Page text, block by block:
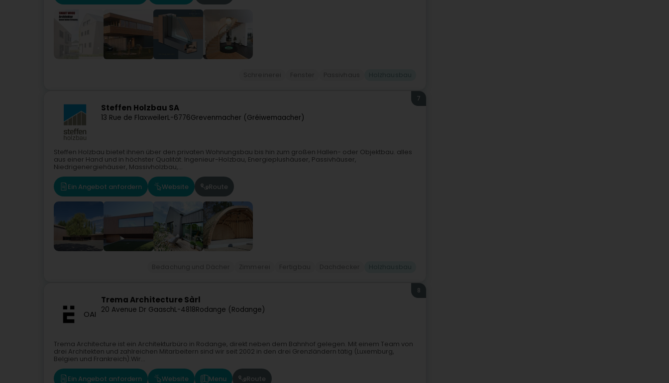
Steffen Holzbau SA
13 Rue de FlaxweilerL-6776Grevenmacher (Gréiwemaacher)
7
Steffen Holzbau bietet ihnen über den privaten Wohnungsbau bis hin zum großen Hallen- oder Objektbau. alles
aus einer Hand und in höchster Qualität. Ingenieur-Holzbau, Energieplushäuser, Passivhäuser,
Niedrigenergiehäuser, Massivholzbau,...
Ein Angebot anfordern Website Route
OAI
Trema Architecture Sàrl
20 Avenue Dr GaaschL-4818Rodange (Rodange)
8
Trema Architecture ist ein Architekturbüro in Rodange, direkt neben dem Bahnhof gelegen. Mit einem Team von
drei Architekten und zahlreichen Mitarbeitern sind wir seit 2002 in den drei Grenzländern tätig (Luxemburg,
Belgien und Frankreich).Wir...
Ein Angebot anfordern Website Menu Route